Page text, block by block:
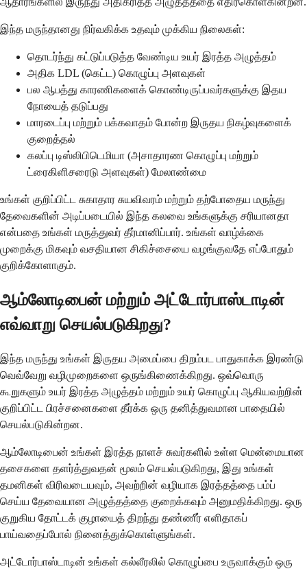
இந்த மருந்தானது நிர்வகிக்க உதவும் முக்கிய நிலைகள்:
தொடர்ந்து கட்டுப்படுத்த வேண்டிய உயர் இரத்த அழுத்தம்
அதிக LDL (கெட்ட) கொழுப்பு அளவுகள்
பல ஆபத்து காரணிகளைக் கொண்டிருப்பவர்களுக்கு இதய
நோயைத் தடுப்பது
மாரடைப்பு மற்றும் பக்கவாதம் போன்ற இருதய நிகழ்வுகளைக்
குறைத்தல்
கலப்பு டிஸ்லிபிடெமியா (அசாதாரண கொழுப்பு மற்றும்
ட்ரைகிளிசரைடு அளவுகள்) மேலாண்மை
உங்கள் குறிப்பிட்ட சுகாதார சுயவிவரம் மற்றும் தற்போதைய மருந்து
தேவைகளின் அடிப்படையில் இந்த கலவை உங்களுக்கு சரியானதா
என்பதை உங்கள் மருத்துவர் தீர்மானிப்பார். உங்கள் வாழ்க்கை
முறைக்கு மிகவும் வசதியான சிகிச்சையை வழங்குவதே எப்போதும்
குறிக்கோளாகும்.
ஆம்லோடிபைன் மற்றும் அட்டோர்பாஸ்டாடின்
எவ்வாறு செயல்படுகிறது?
இந்த மருந்து உங்கள் இருதய அமைப்பை திறம்பட பாதுகாக்க இரண்டு
வெவ்வேறு வழிமுறைகளை ஒருங்கிணைக்கிறது. ஒவ்வொரு
கூறுகளும் உயர் இரத்த அழுத்தம் மற்றும் உயர் கொழுப்பு ஆகியவற்றின்
குறிப்பிட்ட பிரச்சனைகளை தீர்க்க ஒரு தனித்துவமான பாதையில்
செயல்படுகின்றன.
ஆம்லோடிபைன் உங்கள் இரத்த நாளச் சுவர்களில் உள்ள மென்மையான
தசைகளை தளர்த்துவதன் மூலம் செயல்படுகிறது, இது உங்கள்
தமனிகள் விரிவடையவும், அவற்றின் வழியாக இரத்தத்தை பம்ப்
செய்ய தேவையான அழுத்தத்தை குறைக்கவும் அனுமதிக்கிறது. ஒரு
குறுகிய தோட்டக் குழாயைத் திறந்து தண்ணீர் எளிதாகப்
பாய்வதைப்போல் நினைத்துக்கொள்ளுங்கள்.
அட்டோர்பாஸ்டாடின் உங்கள் கல்லீரலில் கொழுப்பை உருவாக்கும் ஒரு